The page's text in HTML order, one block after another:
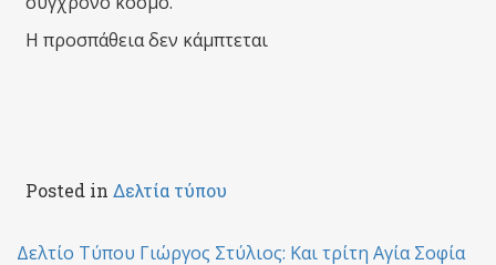
Η προσπάθεια δεν κάμπτεται
Posted in Δελτία τύπου
Δελτίο Τύπου Γιώργος Στύλιος: Και τρίτη Αγία Σοφία